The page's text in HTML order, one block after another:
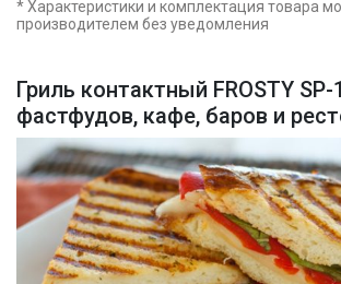
Гриль контактный FROSTY SP-
фастфудов, кафе, баров и
* Характеристики и комплектация товара
производителем без уведомления